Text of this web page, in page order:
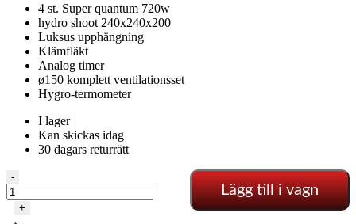
4 st. Super quantum 720w
hydro shoot 240x240x200
Luksus upphängning
Klämfläkt
Analog timer
ø150 komplett ventilationsset
Hygro-termometer
I lager
Kan skickas idag
30 dagars returrätt
Komplett
odlingskit
–
-
+
Lägg till i vagn